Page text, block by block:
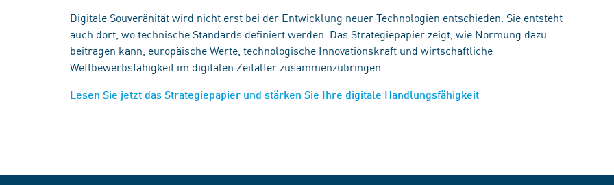
Digitale Souveränität wird nicht erst bei der Entwicklung neuer Technologien entschieden. Sie entsteht
auch dort, wo technische Standards definiert werden. Das Strategiepapier zeigt, wie Normung dazu
beitragen kann, europäische Werte, technologische Innovationskraft und wirtschaftliche
Wettbewerbsfähigkeit im digitalen Zeitalter zusammenzubringen.
Lesen Sie jetzt das Strategiepapier und stärken Sie Ihre digitale Handlungsfähigkeit